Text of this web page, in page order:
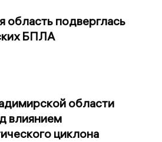
область подверглась
БПЛА
области
влиянием
циклона